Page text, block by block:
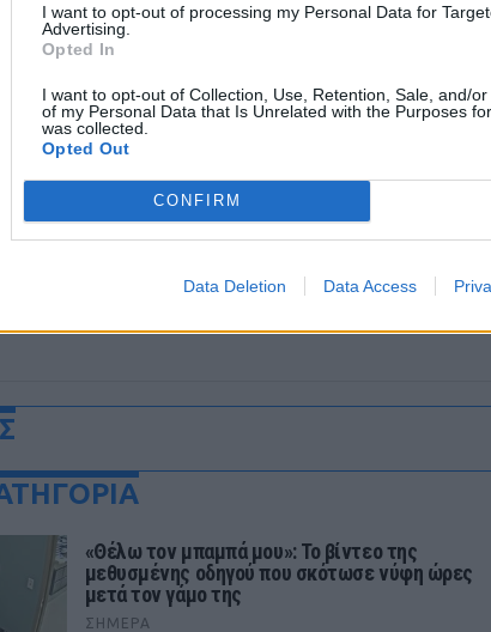
I want to opt-out of processing my Personal Data for
Advertising.
Opted In
I want to opt-out of Collection, Use, Retention, Sale, and/or
of my Personal Data that Is Unrelated with the Purposes
was collected.
Opted Out
CONFIRM
Data Deletion Data Access
«Θέλω τον μπαμπά μου»: Το βίντεο της
μεθυσμένης οδηγού που σκότωσε νύφη ώρες
μετά τον γάμο της
ΣΉΜΕΡΑ